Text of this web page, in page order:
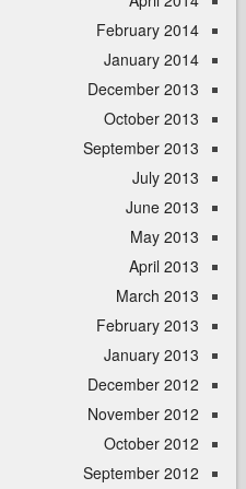
February
January
December
October
September
July
June
May
April
March
February
January
December
November
October
September